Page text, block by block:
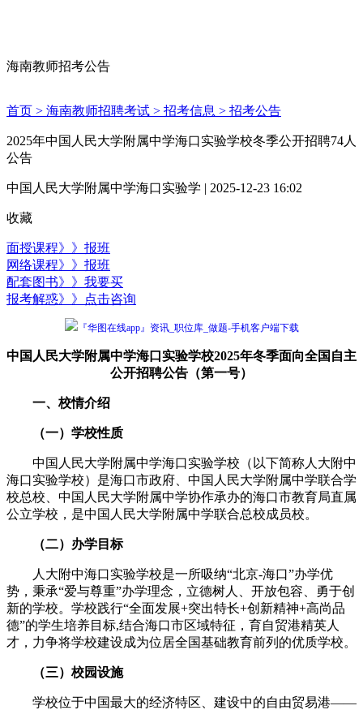
海南教师招考公告
首页 > 海南教师招聘考试 > 招考信息 > 招考公告
2025年中国人民大学附属中学海口实验学校冬季公开招聘74人
公告
中国人民大学附属中学海口实验学 | 2025-12-23 16:02
收藏
面授课程》》报班
网络课程》》报班
配套图书》》我要买
报考解惑》》点击咨询
『华图在线app』资讯_职位库_做题-手机客户端下载
中国人民大学附属中学海口实验学校2025年冬季面向全国自主
公开招聘公告（第一号）
一、校情介绍
（一） 学校性质
中国人民大学附属中学海口实验学校（以下简称人大附中
海口实验学校）是海口市政府、中国人民大学附属中学联合学
校总校、中国人民大学附属中学协作承办的海口市教育局直属
公立学校，是中国人民大学附属中学联合总校成员校。
（二）办学目标
人大附中海口实验学校是一所吸纳“北京-海口”办学优
势，秉承“爱与尊重”办学理念，立德树人、开放包容、勇于创
新的学校。学校践行“全面发展+突出特长+创新精神+高尚品
德”的学生培养目标,结合海口市区域特征，育自贸港精英人
才，力争将学校建设成为位居全国基础教育前列的优质学校。
（三）校园设施
学校位于中国最大的经济特区、建设中的自由贸易港——